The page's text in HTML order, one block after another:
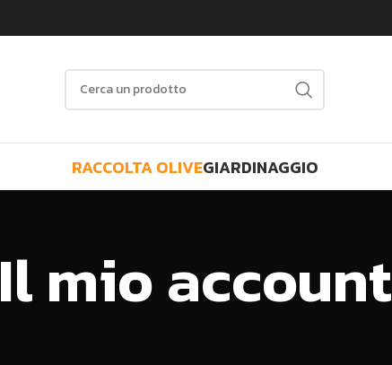
RACCOLTA OLIVEGIARDINAGGIO
Il mio account